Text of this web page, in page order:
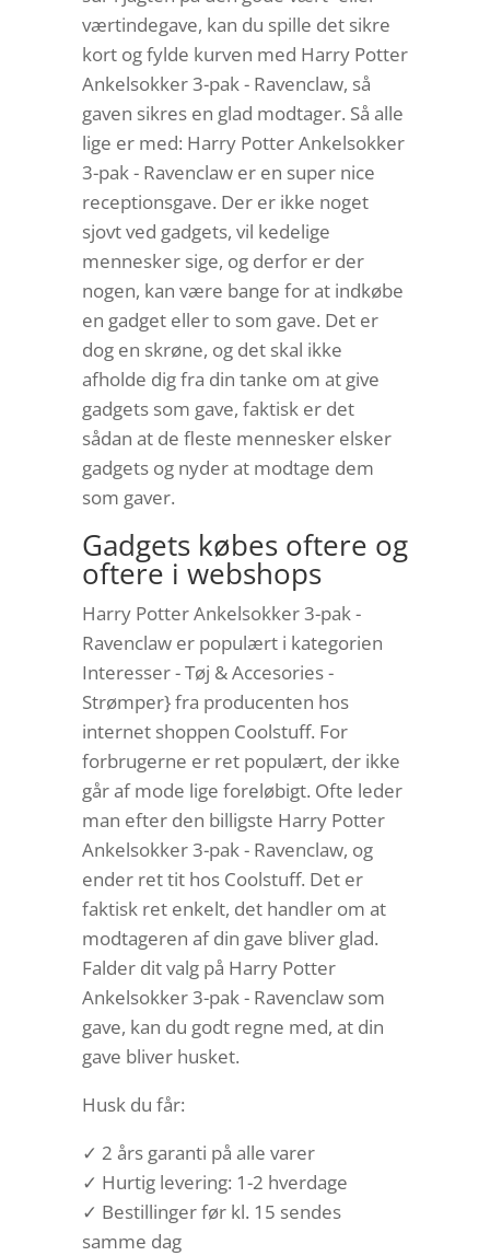
værtindegave, kan du spille det sikre
kort og fylde kurven med Harry Potter
Ankelsokker 3-pak - Ravenclaw, så
gaven sikres en glad modtager. Så alle
lige er med: Harry Potter Ankelsokker
3-pak - Ravenclaw er en super nice
receptionsgave. Der er ikke noget
sjovt ved gadgets, vil kedelige
mennesker sige, og derfor er der
nogen, kan være bange for at indkøbe
en gadget eller to som gave. Det er
dog en skrøne, og det skal ikke
afholde dig fra din tanke om at give
gadgets som gave, faktisk er det
sådan at de fleste mennesker elsker
gadgets og nyder at modtage dem
som gaver.
Gadgets købes oftere og
oftere i webshops
Harry Potter Ankelsokker 3-pak -
Ravenclaw er populært i kategorien
Interesser - Tøj & Accesories -
Strømper} fra producenten hos
internet shoppen Coolstuff. For
forbrugerne er ret populært, der ikke
går af mode lige foreløbigt. Ofte leder
man efter den billigste Harry Potter
Ankelsokker 3-pak - Ravenclaw, og
ender ret tit hos Coolstuff. Det er
faktisk ret enkelt, det handler om at
modtageren af din gave bliver glad.
Falder dit valg på Harry Potter
Ankelsokker 3-pak - Ravenclaw som
gave, kan du godt regne med, at din
gave bliver husket.
Husk du får:
✓ 2 års garanti på alle varer
✓ Hurtig levering: 1-2 hverdage
✓ Bestillinger før kl. 15 sendes
samme dag